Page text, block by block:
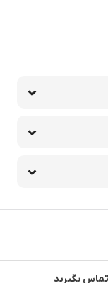
تماس بگیرید